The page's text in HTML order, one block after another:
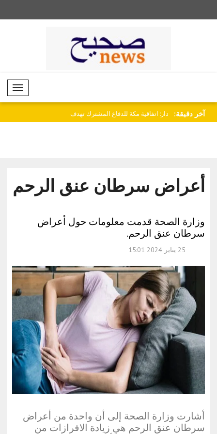
Mobil Menü
آخر دقيقة: شريف: رؤية هذه الأغنية الجميلة من الخروج من مأزق
أعراض سرطان عنق الرحم
وزارة الصحة قدمت معلومات حول أعراض
سرطان عنق الرحم.
25 يناير 2024 15:01
أشارت وزارة الصحة إلى أن واحدة من أعراض
سرطان عنق الرحم هي زيادة الافرازات من